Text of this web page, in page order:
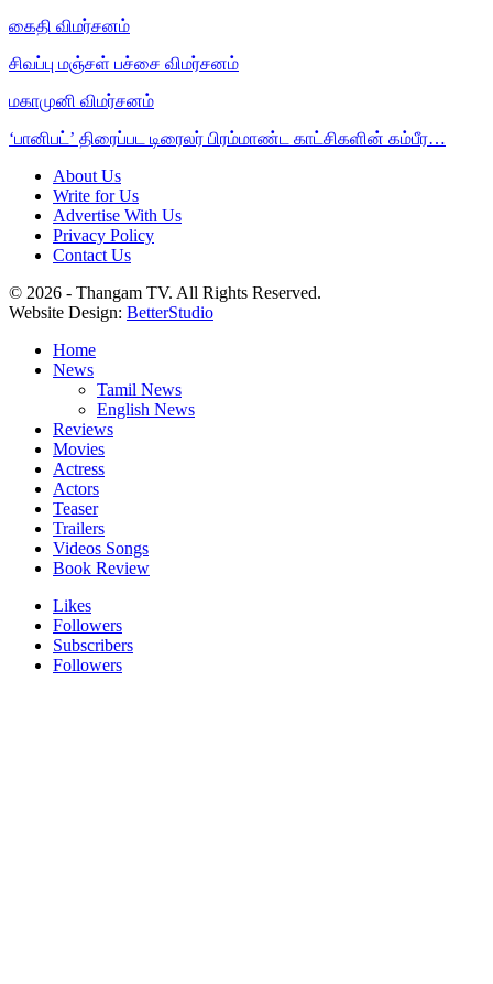
கைதி விமர்சனம்
சிவப்பு மஞ்சள் பச்சை விமர்சனம்
மகாமுனி விமர்சனம்
‘பானிபட்’ திரைப்பட டிரைலர் பிரம்மாண்ட காட்சிகளின் கம்பீர…
About Us
Write for Us
Advertise With Us
Privacy Policy
Contact Us
© 2026 - Thangam TV. All Rights Reserved.
Website Design: BetterStudio
Home
News
Tamil News
English News
Reviews
Movies
Actress
Actors
Teaser
Trailers
Videos Songs
Book Review
Likes
Followers
Subscribers
Followers